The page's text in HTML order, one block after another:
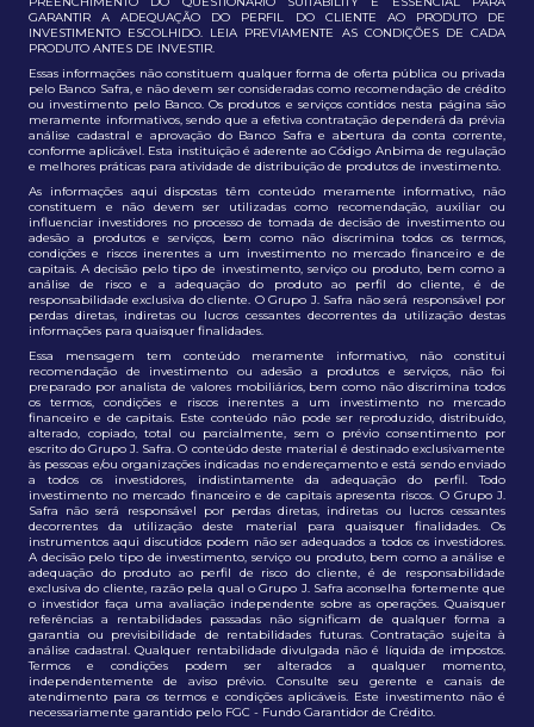
GARANTIR A ADEQUAÇÃO DO PERFIL DO CLIENTE AO PRODUTO DE
INVESTIMENTO ESCOLHIDO. LEIA PREVIAMENTE AS CONDIÇÕES DE CADA
PRODUTO ANTES DE INVESTIR.
Essas informações não constituem qualquer forma de oferta pública ou privada
pelo Banco Safra, e não devem ser consideradas como recomendação de crédito
ou investimento pelo Banco. Os produtos e serviços contidos nesta página são
meramente informativos, sendo que a efetiva contratação dependerá da prévia
análise cadastral e aprovação do Banco Safra e abertura da conta corrente,
conforme aplicável. Esta instituição é aderente ao Código Anbima de regulação
e melhores práticas para atividade de distribuição de produtos de investimento.
As informações aqui dispostas têm conteúdo meramente informativo, não
constituem e não devem ser utilizadas como recomendação, auxiliar ou
influenciar investidores no processo de tomada de decisão de investimento ou
adesão a produtos e serviços, bem como não discrimina todos os termos,
condições e riscos inerentes a um investimento no mercado financeiro e de
capitais. A decisão pelo tipo de investimento, serviço ou produto, bem como a
análise de risco e a adequação do produto ao perfil do cliente, é de
responsabilidade exclusiva do cliente. O Grupo J. Safra não será responsável por
perdas diretas, indiretas ou lucros cessantes decorrentes da utilização destas
informações para quaisquer finalidades.
Essa mensagem tem conteúdo meramente informativo, não constitui
recomendação de investimento ou adesão a produtos e serviços, não foi
preparado por analista de valores mobiliários, bem como não discrimina todos
os termos, condições e riscos inerentes a um investimento no mercado
financeiro e de capitais. Este conteúdo não pode ser reproduzido, distribuído,
alterado, copiado, total ou parcialmente, sem o prévio consentimento por
escrito do Grupo J. Safra. O conteúdo deste material é destinado exclusivamente
às pessoas e/ou organizações indicadas no endereçamento e está sendo enviado
a todos os investidores, indistintamente da adequação do perfil. Todo
investimento no mercado financeiro e de capitais apresenta riscos. O Grupo J.
Safra não será responsável por perdas diretas, indiretas ou lucros cessantes
decorrentes da utilização deste material para quaisquer finalidades. Os
instrumentos aqui discutidos podem não ser adequados a todos os investidores.
A decisão pelo tipo de investimento, serviço ou produto, bem como a análise e
adequação do produto ao perfil de risco do cliente, é de responsabilidade
exclusiva do cliente, razão pela qual o Grupo J. Safra aconselha fortemente que
o investidor faça uma avaliação independente sobre as operações. Quaisquer
referências a rentabilidades passadas não significam de qualquer forma a
garantia ou previsibilidade de rentabilidades futuras. Contratação sujeita à
análise cadastral. Qualquer rentabilidade divulgada não é líquida de impostos.
Termos e condições podem ser alterados a qualquer momento,
independentemente de aviso prévio. Consulte seu gerente e canais de
atendimento para os termos e condições aplicáveis. Este investimento não é
necessariamente garantido pelo FGC - Fundo Garantidor de Crédito.